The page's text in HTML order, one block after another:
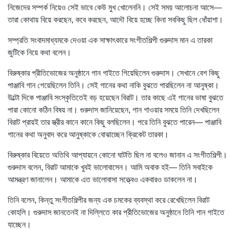
নিজেদের সম্পর্ক নিয়েও সেই ভাবে কেউ মুখ খোলেননি। সেই সময় আলোচনা আসে—
তারা কোথায় বিয়ে করছেন, কবে করছেন, আদৌ বিয়ে হচ্ছে কিনা সবকিছু ছিল ধোঁয়াশা।
সম্প্রতি সংবাদমাধ্যমকে দেওয়া এক সাক্ষাৎকারে সংগীতশিল্পী গুরুদাস মান এ তারকা
জুটিকে নিয়ে কথা বলেন।
বিরুষ্কার প্রীতিভোজের অনুষ্ঠানে গান গাইতে গিয়েছিলেন গুরুদাস। সেখানে বেশ কিছু
পাঞ্জাবি গান গেয়েছিলেন তিনি। সেই গানের কথা নাকি বুঝতে পারছিলেন না আনুষ্কা।
উল্টো দিকে পাঞ্জাবি সংস্কৃতিতেই বড় হয়েছেন বিরাট। তার কাছে এই গানের ভাষা বুঝতে
পারা কোনো কঠিন বিষয় না। গুরুদাস জানিয়েছেন, গান গাওয়ার সময়ে তিনি দেখছিলেন
বিরাট প্রায়ই তার স্ত্রীর কানে কানে কিছু বলছিলেন। পরে তিনি বুঝতে পারেন— পাঞ্জাবি
গানের কথা অনুবাদ করে আনুষ্কাকে বোঝাচ্ছেন ক্রিকেট তারকা।
বিরুষ্কার বিয়েতে অতিথি আপ্যায়নে কোনো ঘাটতি ছিল না বলেও জানান এ সংগীতশিল্পী।
গুরুদাস বলেন, বিরাট আমাকে খুবই ভালোবাসেন। আমি অবাক হই— তিনি সবাইকে
আমন্ত্রণ জানালেন। আমাকে এত ভালোবাসা সত্ত্বেও একবারও ডাকলেন না।
তিনি বলেন, কিন্তু সংগীতশিল্পীর জন্য এক চমকের ব্যবস্থা করে রেখেছিলেন বিরাট
কোহলি। গুরুদাস জানতেনই না দিল্লিতে কার প্রীতিভোজের অনুষ্ঠানে তিনি গান গাইতে
যাচ্ছেন।